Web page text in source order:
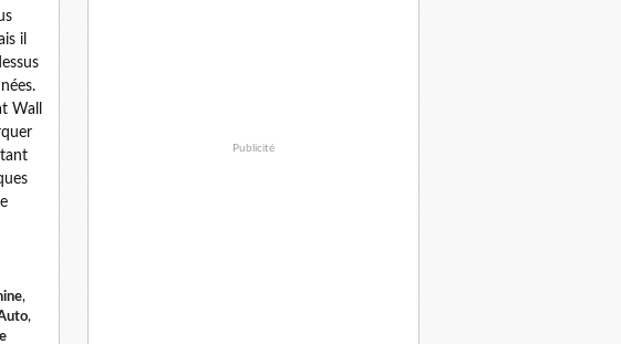
il
Wall
,
,
Publicité